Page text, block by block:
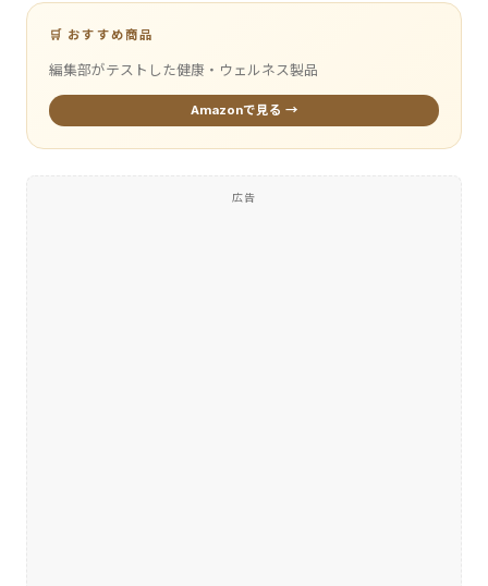
🛒 おすすめ商品
編集部がテストした健康・ウェルネス製品
Amazonで見る →
広告